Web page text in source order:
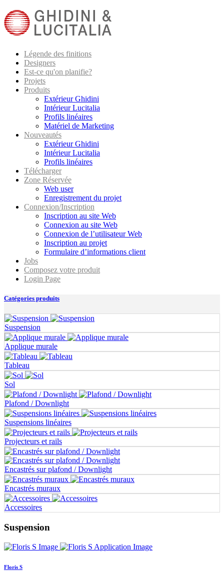
Légende des finitions
Designers
Est-ce qu'on planifie?
Projets
Produits
Extérieur Ghidini
Intérieur Lucitalia
Profils linéaires
Matériel de Marketing
Nouveautés
Extérieur Ghidini
Intérieur Lucitalia
Profils linéaires
Télécharger
Zone Réservée
Web user
Enregistrement du projet
Connexion/Inscription
Inscription au site Web
Connexion au site Web
Connexion de l’utilisateur Web
Inscription au projet
Formulaire d’informations client
Jobs
Composez votre produit
Login Page
Catégories produits
Suspension
Applique murale
Tableau
Sol
Plafond / Downlight
Suspensions linéaires
Projecteurs et rails
Encastrés sur plafond / Downlight
Encastrés muraux
Accessoires
Suspension
Floris S